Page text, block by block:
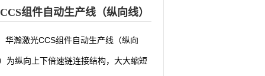
华瀚激光CCS组件自动生产线（纵向
为纵向上下倍速链连接结构，大大缩短
组件自动生产线（纵向线）